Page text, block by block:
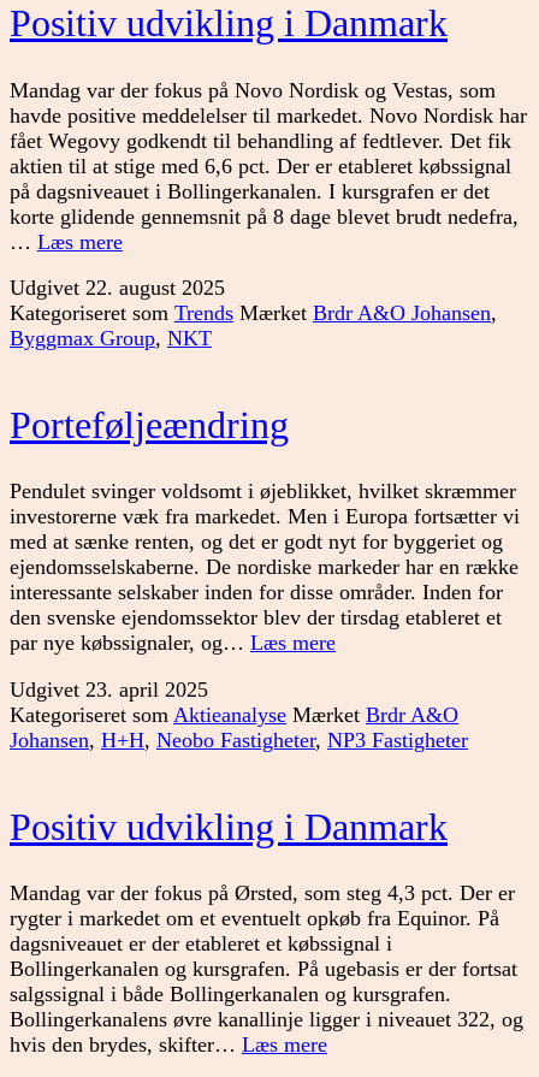
Positiv udvikling i Danmark
Mandag var der fokus på Novo Nordisk og Vestas, som
havde positive meddelelser til markedet. Novo Nordisk har
fået Wegovy godkendt til behandling af fedtlever. Det fik
aktien til at stige med 6,6 pct. Der er etableret købssignal
på dagsniveauet i Bollingerkanalen. I kursgrafen er det
korte glidende gennemsnit på 8 dage blevet brudt nedefra,
… Læs merePositiv
i
Danmark
Udgivet 22. august 2025
Kategoriseret som Trends Mærket Brdr A&O Johansen,
Byggmax Group, NKT
Porteføljeændring
Pendulet svinger voldsomt i øjeblikket, hvilket skræmmer
investorerne væk fra markedet. Men i Europa fortsætter vi
med at sænke renten, og det er godt nyt for byggeriet og
ejendomsselskaberne. De nordiske markeder har en række
interessante selskaber inden for disse områder. Inden for
den svenske ejendomssektor blev der tirsdag etableret et
par nye købssignaler, og… Læs merePorteføljeændring
Udgivet 23. april 2025
Kategoriseret som Aktieanalyse Mærket Brdr A&O
Johansen, H+H, Neobo Fastigheter, NP3 Fastigheter
Positiv udvikling i Danmark
Mandag var der fokus på Ørsted, som steg 4,3 pct. Der er
rygter i markedet om et eventuelt opkøb fra Equinor. På
dagsniveauet er der etableret et købssignal i
Bollingerkanalen og kursgrafen. På ugebasis er der fortsat
salgssignal i både Bollingerkanalen og kursgrafen.
Bollingerkanalens øvre kanallinje ligger i niveauet 322, og
hvis den brydes, skifter… Læs merePositiv